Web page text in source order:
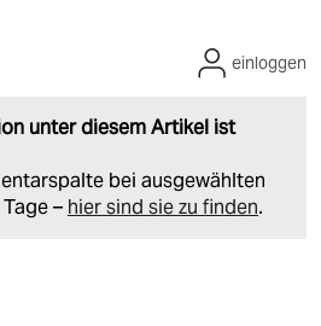
unter diesem Artikel ist
bei ausgewählten
– hier sind sie zu finden.
einloggen